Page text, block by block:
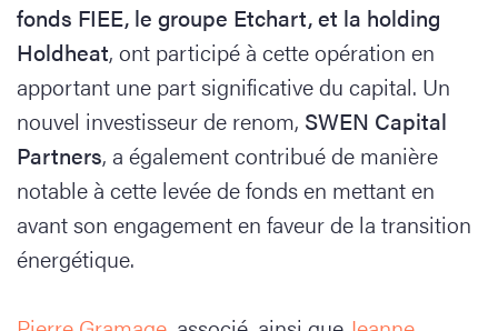
fonds FIEE, le groupe Etchart, et la holding
Holdheat, ont participé à cette opération en
apportant une part significative du capital. Un
nouvel investisseur de renom, SWEN Capital
Partners, a également contribué de manière
notable à cette levée de fonds en mettant en
avant son engagement en faveur de la transition
énergétique.